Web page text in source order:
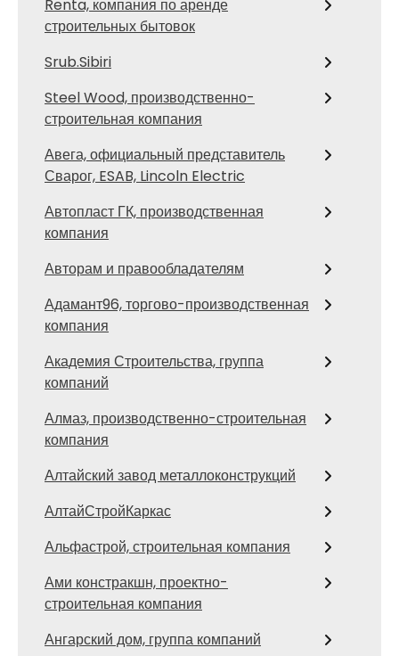
Renta, компания по аренде
строительных бытовок
Srub.Sibiri
Steel Wood, производственно-
строительная компания
Авега, официальный представитель
Сварог, ESAB, Lincoln Electric
Автопласт ГК, производственная
компания
Авторам и правообладателям
Адамант96, торгово-производственная
компания
Академия Строительства, группа
компаний
Алмаз, производственно-строительная
компания
Алтайский завод металлоконструкций
АлтайСтройКаркас
Альфастрой, строительная компания
Ами констракшн, проектно-
строительная компания
Ангарский дом, группа компаний